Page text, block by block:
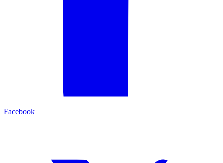
Facebook